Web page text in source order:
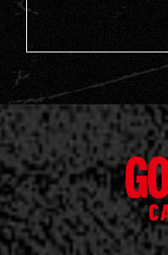
ゴ
ジ
ラ
カ